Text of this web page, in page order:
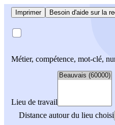
Imprimer Besoin d'aide sur la
Métier, compétence, mot-clé,
Lieu de travail
Distance autour du lieu choisi